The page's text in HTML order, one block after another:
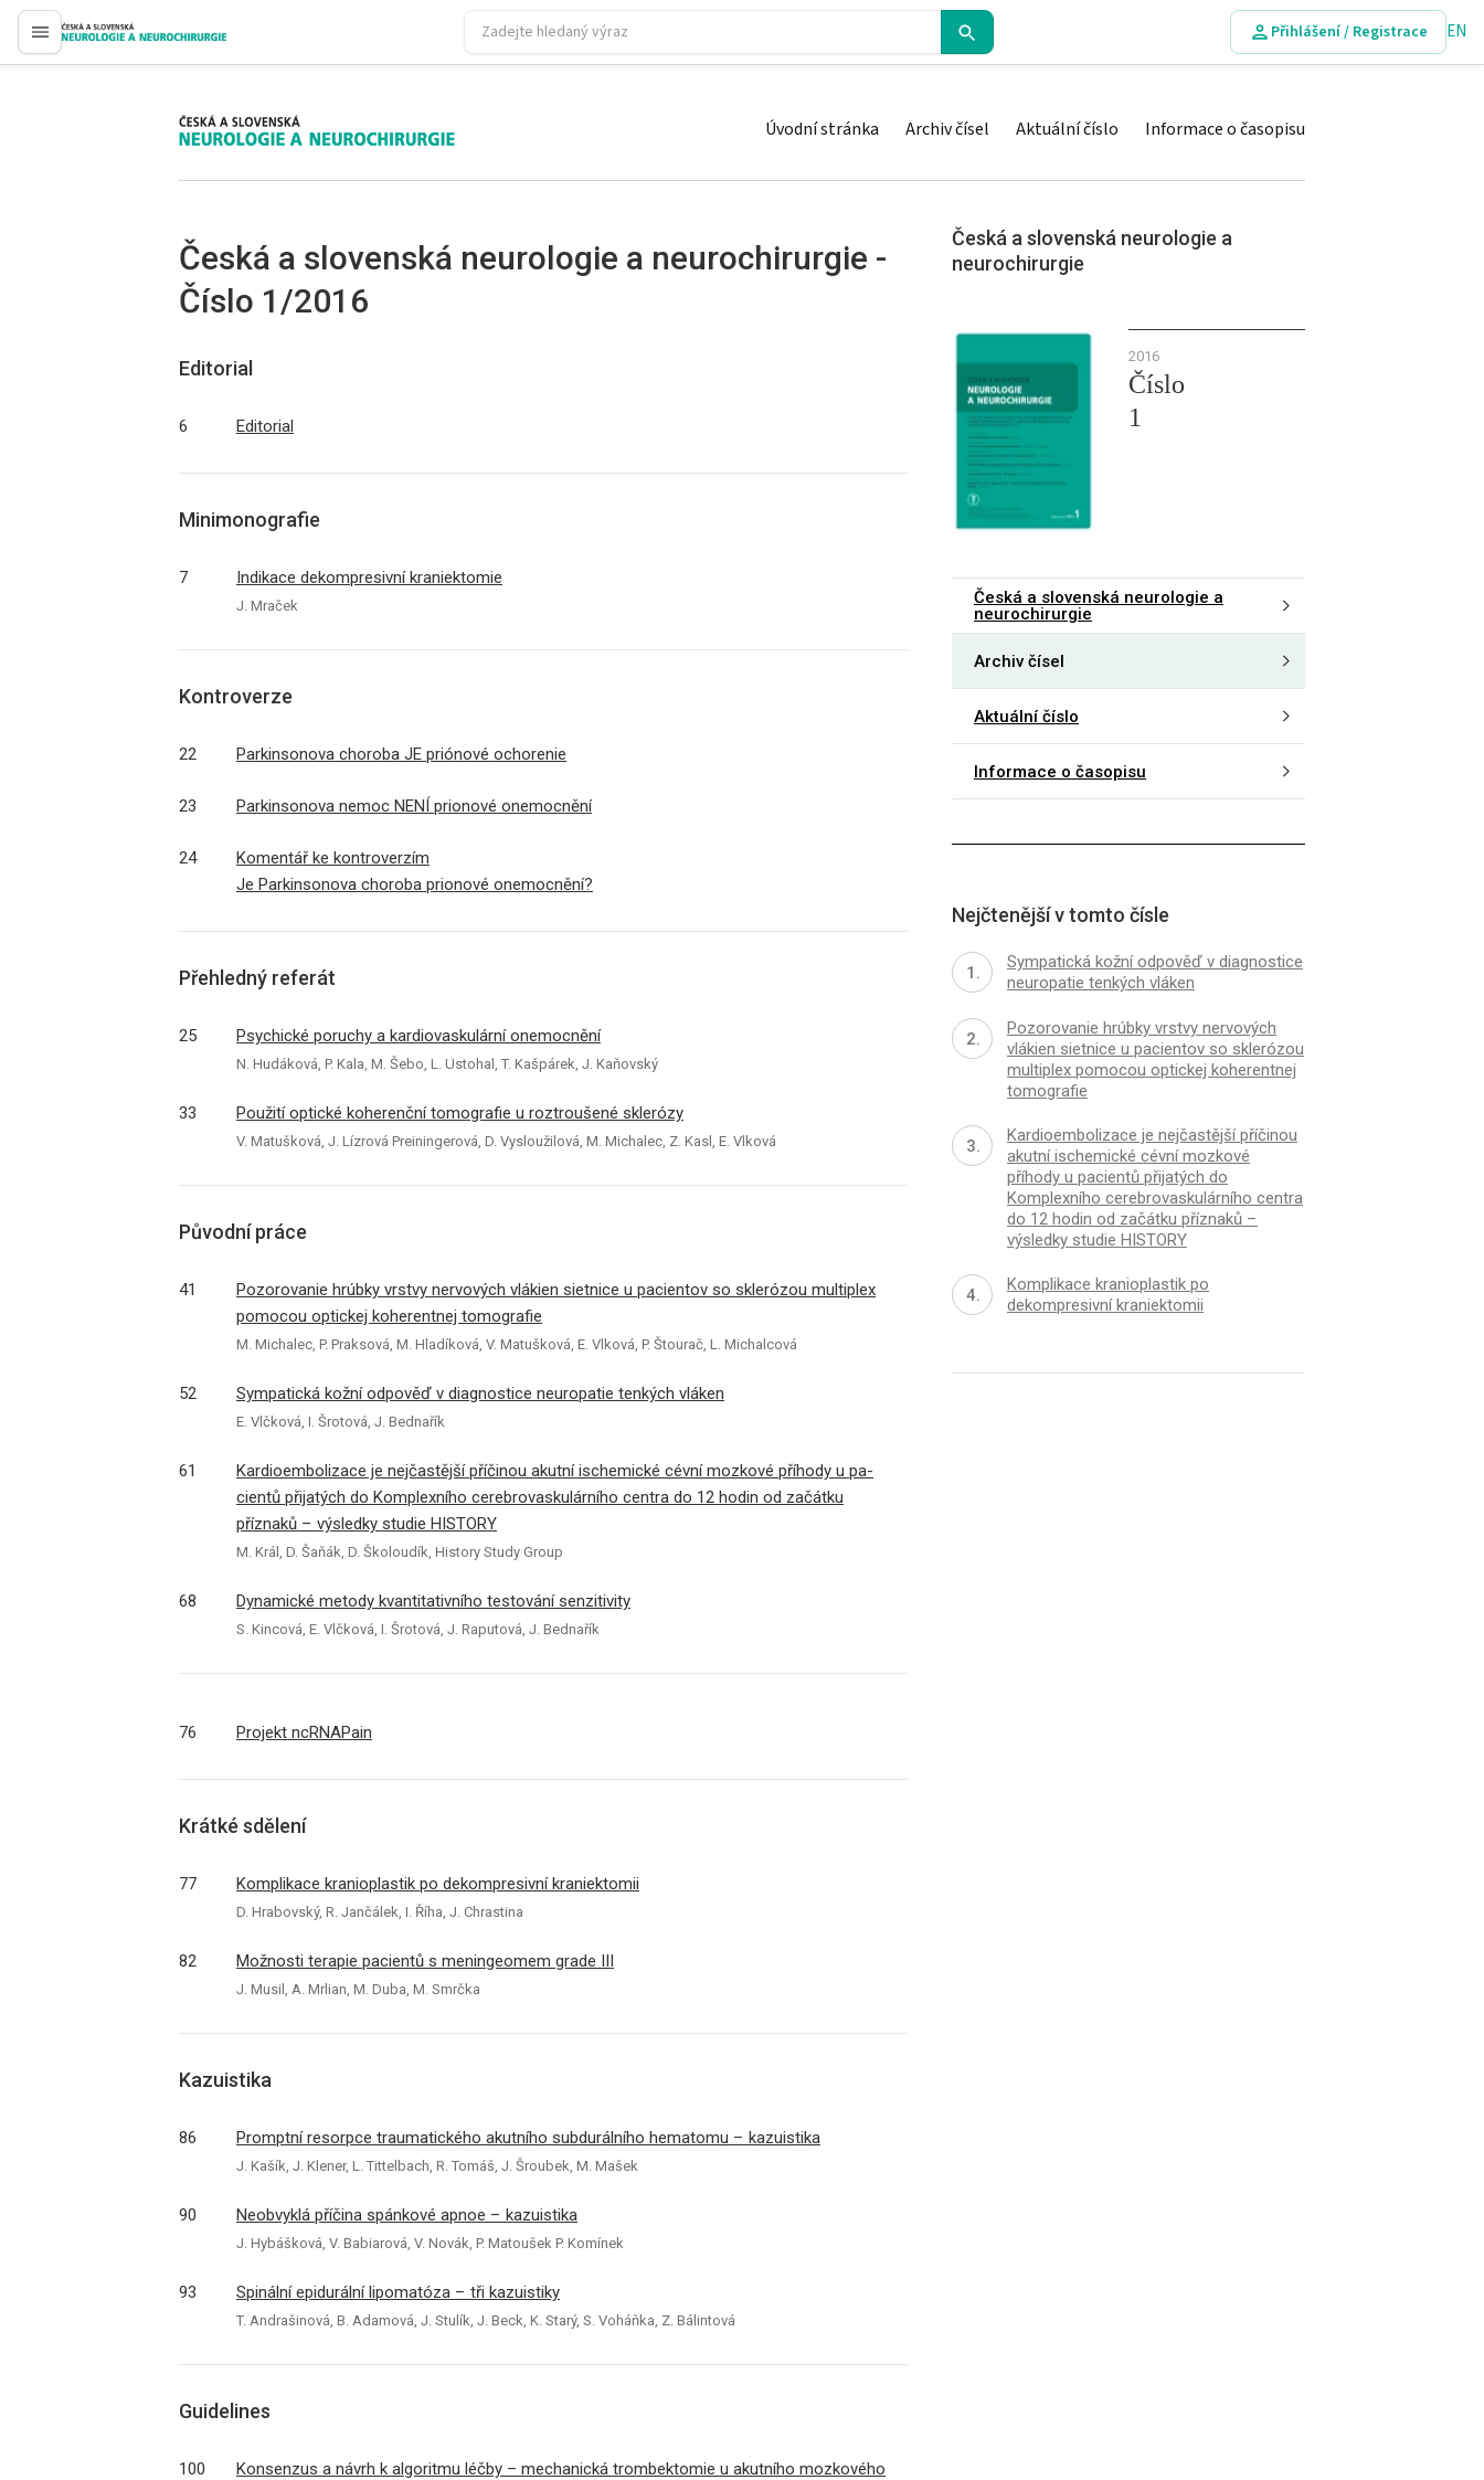
proLékaře.cz
Přihlášení / Registrace EN
proLékaře.cz Úvodní stránka Archiv čísel Aktuální číslo Informace o časopisu
Česká a slovenská neurologie a neurochirurgie -
Číslo 1/2016
Editorial
6 Editorial
Minimonografie
7 Indikace dekompresivní kraniektomie
J. Mraček
Kontroverze
22 Parkinsonova choroba JE priónové ochorenie
23 Parkinsonova nemoc NENÍ prionové onemocnění
24
Komentář ke kontroverzím
Je Parkinsonova choroba prionové onemocnění?
Přehledný referát
25 Psychické poruchy a kardiovaskulární onemocnění
N. Hudáková, P. Kala, M. Šebo, L. Ustohal, T. Kašpárek, J. Kaňovský
33 Použití optické koherenční tomografie u roztroušené sklerózy
V. Matušková, J. Lízrová Preiningerová, D. Vysloužilová, M. Michalec, Z. Kasl, E. Vlková
Původní práce
41
Pozorovanie hrúbky vrstvy nervových vlákien sietnice u pacientov so sklerózou multiplex
pomocou optickej koherentnej tomografie
M. Michalec, P. Praksová, M. Hladíková, V. Matušková, E. Vlková, P. Štourač, L. Michalcová
52 Sympatická kožní odpověď v diagnostice neuropatie tenkých vláken
E. Vlčková, I. Šrotová, J. Bednařík
61
Kardioembolizace je nejčastější příčinou akutní ischemické cévní mozkové příhody u pa­
cientů přijatých do Komplexního cerebrovaskulárního centra do 12 hodin od začátku
příznaků – výsledky studie HISTORY
M. Král, D. Šaňák, D. Školoudík, History Study Group
68 Dynamické metody kvantitativního testování senzitivity
S. Kincová, E. Vlčková, I. Šrotová, J. Raputová, J. Bednařík
76 Projekt ncRNAPain
Krátké sdělení
77 Komplikace kranioplastik po dekompresivní kraniektomii
D. Hrabovský, R. Jančálek, I. Říha, J. Chrastina
82 Možnosti terapie pacientů s meningeomem grade III
J. Musil, A. Mrlian, M. Duba, M. Smrčka
Kazuistika
86 Promptní resorpce traumatického akutního subdurálního hematomu – kazuistika
J. Kašík, J. Klener, L. Tittelbach, R. Tomáš, J. Šroubek, M. Mašek
90 Neobvyklá příčina spánkové apnoe – kazuistika
J. Hybášková, V. Babiarová, V. Novák, P. Matoušek P. Komínek
93 Spinální epidurální lipomatóza – tři kazuistiky
T. Andrašinová, B. Adamová, J. Stulík, J. Beck, K. Starý, S. Voháňka, Z. Bálintová
Guidelines
100
Konsenzus a návrh k algoritmu léčby – mechanická trombektomie u akutního mozkového
Česká a slovenská neurologie a
neurochirurgie
2016
Číslo
1
Česká a slovenská neurologie a
neurochirurgie
Archiv čísel
Aktuální číslo
Informace o časopisu
Nejčtenější v tomto čísle
Sympatická kožní odpověď v diagnostice
neuropatie tenkých vláken
Pozorovanie hrúbky vrstvy nervových
vlákien sietnice u pacientov so sklerózou
multiplex pomocou optickej koherentnej
tomografie
Kardioembolizace je nejčastější příčinou
akutní ischemické cévní mozkové
příhody u pa­cientů přijatých do
Komplexního cerebrovaskulárního centra
do 12 hodin od začátku příznaků –
výsledky studie HISTORY
Komplikace kranioplastik po
dekompresivní kraniektomii